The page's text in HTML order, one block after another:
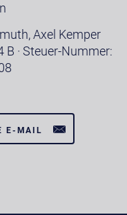
Axel Kemper
· Steuer-Nummer:
E-MAIL